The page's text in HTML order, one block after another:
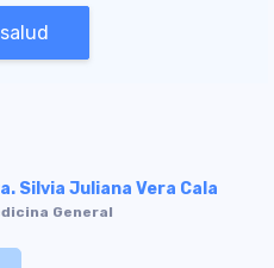
Silvia Juliana Vera Cala
General